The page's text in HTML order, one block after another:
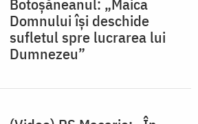
Botoșăneanul: „Maica
Domnului își deschide
sufletul spre lucrarea lui
Dumnezeu”